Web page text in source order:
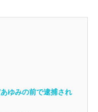
ゆみの前で逮捕され